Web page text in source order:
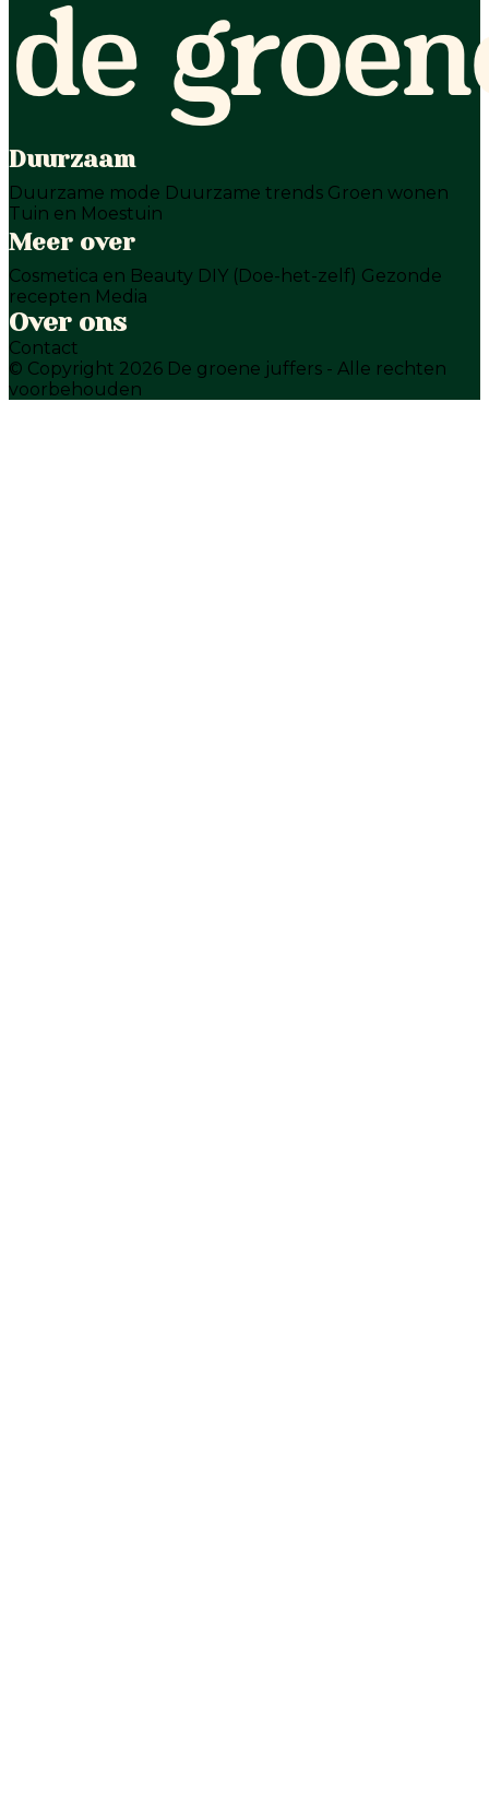
Duurzaam
Duurzame mode Duurzame trends Groen wonen
Tuin en Moestuin
Meer over
Cosmetica en Beauty DIY (Doe-het-zelf) Gezonde
recepten Media
Over ons
Contact
© Copyright 2026 De groene juffers - Alle rechten
voorbehouden